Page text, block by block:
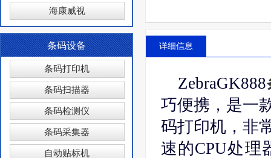
海康威视
条码设备
条码打印机
条码扫描器
条码检测仪
条码采集器
自动贴标机
详细信息
ZebraGK888
巧便携，是一
码打印机，非
速的CPU处理